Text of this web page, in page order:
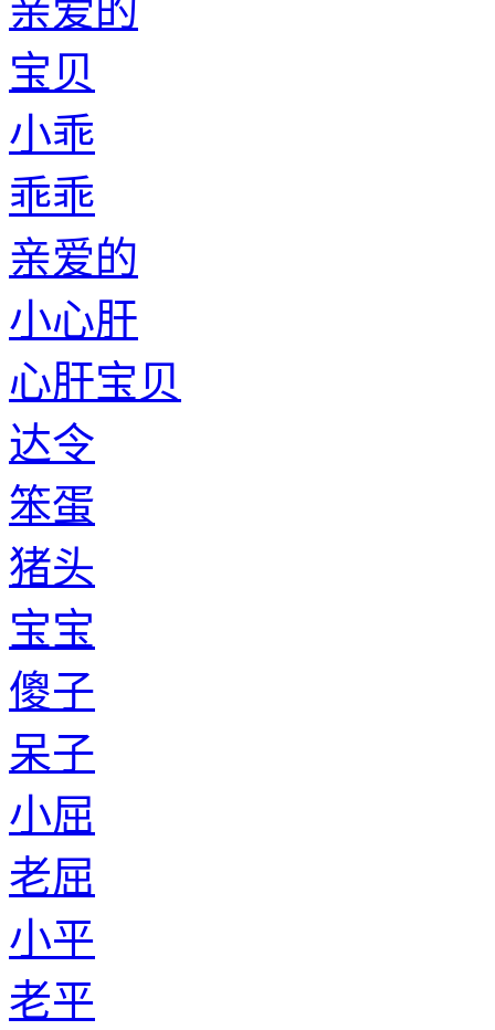
亲爱的
宝贝
小乖
乖乖
亲爱的
小心肝
心肝宝贝
达令
笨蛋
猪头
宝宝
傻子
呆子
小屈
老屈
小平
老平